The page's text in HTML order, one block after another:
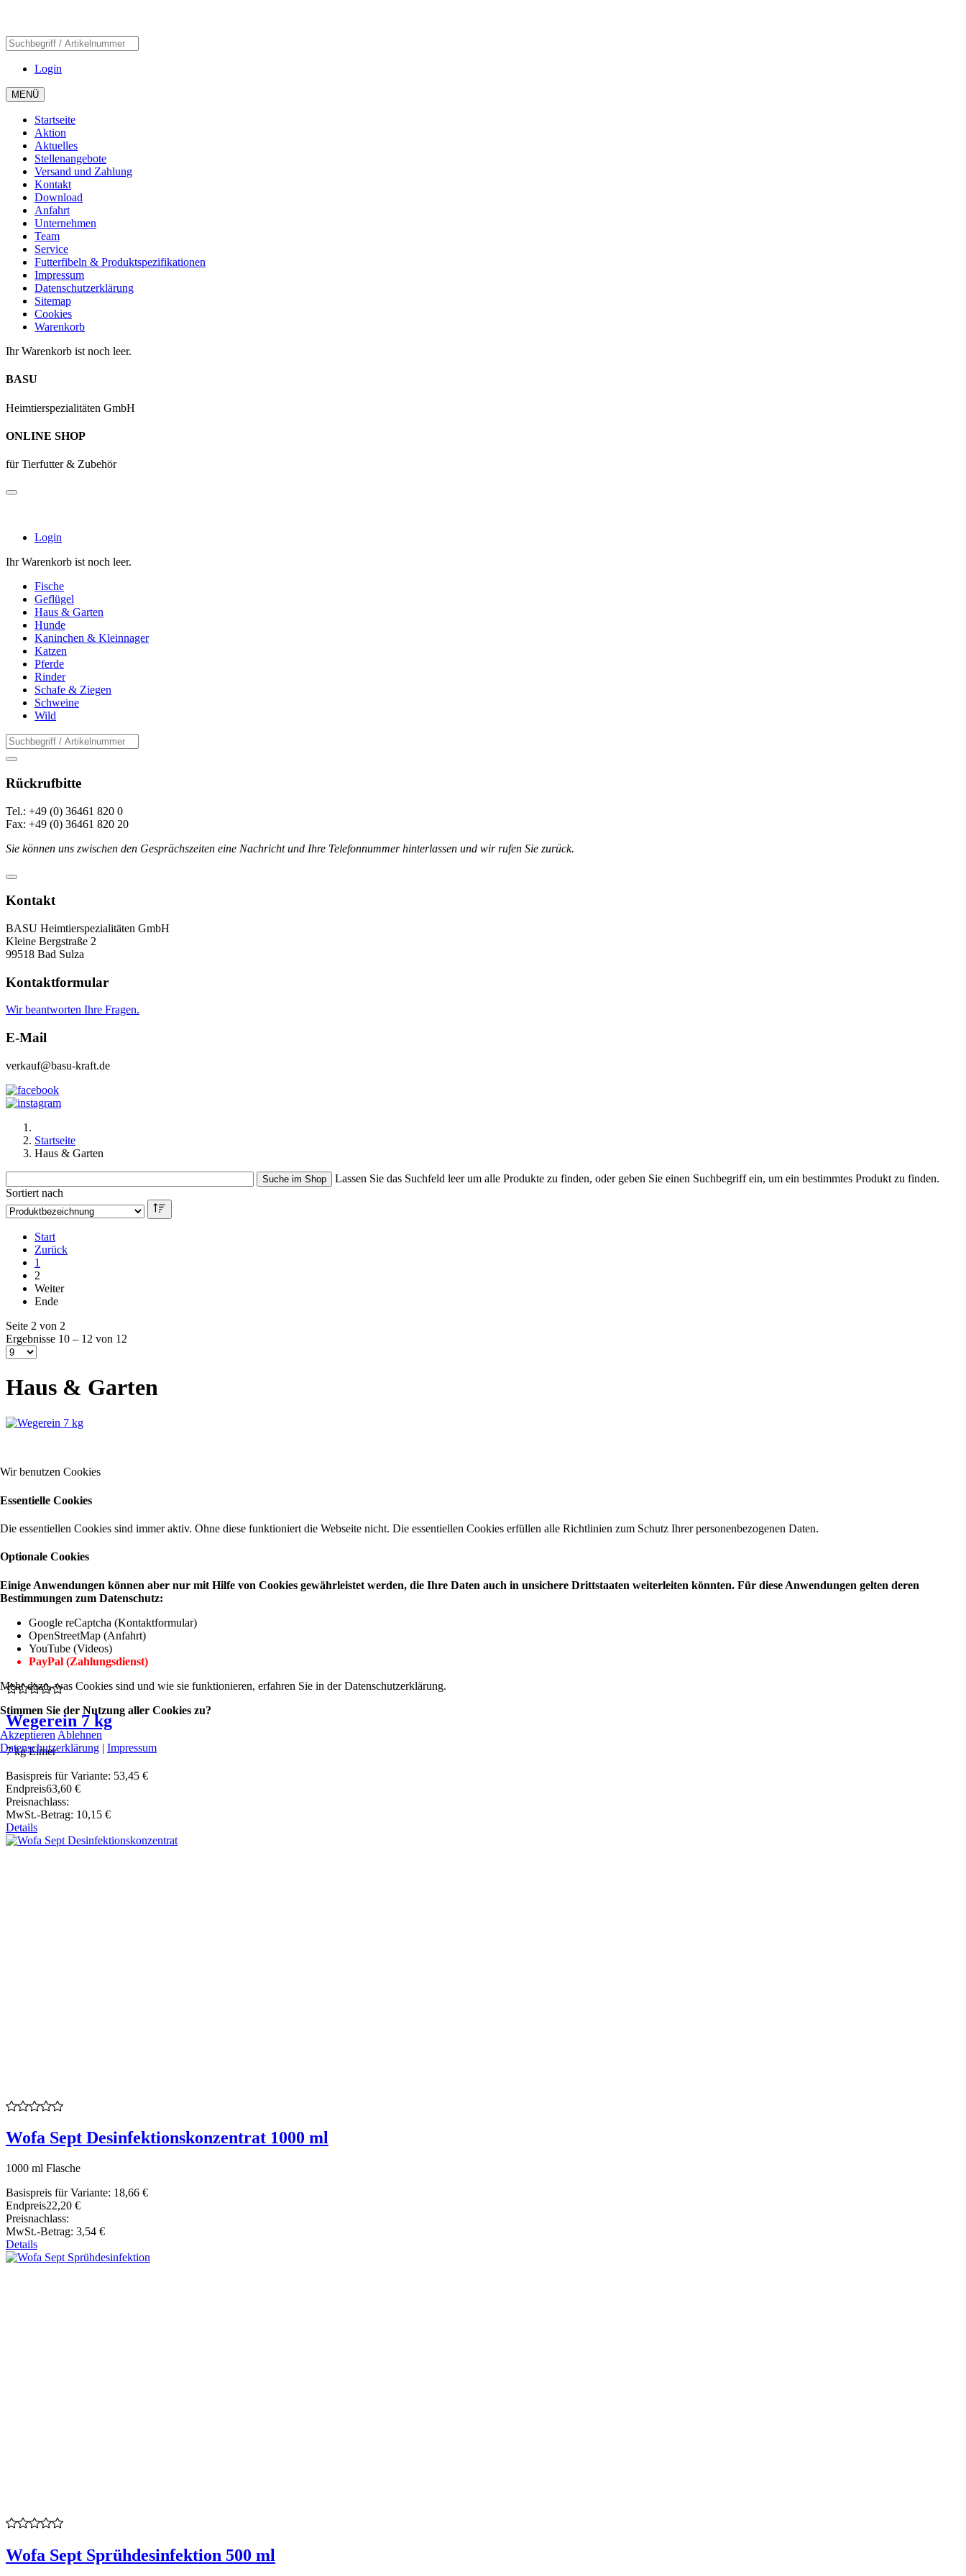
Login
MENÜ
Startseite
Aktion
Aktuelles
Stellenangebote
Versand und Zahlung
Kontakt
Download
Anfahrt
Unternehmen
Team
Service
Futterfibeln & Produktspezifikationen
Impressum
Datenschutzerklärung
Sitemap
Cookies
Warenkorb
Ihr Warenkorb ist noch leer.
BASU
Heimtierspezialitäten GmbH
ONLINE SHOP
für Tierfutter & Zubehör
Login
Ihr Warenkorb ist noch leer.
Fische
Geflügel
Haus & Garten
Hunde
Kaninchen & Kleinnager
Katzen
Pferde
Rinder
Schafe & Ziegen
Schweine
Wild
Rückrufbitte
Tel.: +49 (0) 36461 820 0
Fax: +49 (0) 36461 820 20
Sie können uns zwischen den Gesprächszeiten eine Nachricht und Ihre Telefonnummer hinterlassen und wir rufen Sie zurück.
Kontakt
BASU Heimtierspezialitäten GmbH
Kleine Bergstraße 2
99518 Bad Sulza
Kontaktformular
Wir beantworten Ihre Fragen.
E-Mail
verkauf@basu-kraft.de
Startseite
Haus & Garten
Lassen Sie das Suchfeld leer um alle Produkte zu finden, oder geben Sie einen Suchbegriff ein, um ein bestimmtes Produkt zu finden.
Sortiert nach
Start
Zurück
1
2
Weiter
Ende
Seite 2 von 2
Ergebnisse 10 – 12 von 12
Haus & Garten
Wegerein 7 kg
7 kg Eimer
Basispreis für Variante: 53,45 €
Endpreis63,60 €
Preisnachlass:
MwSt.-Betrag: 10,15 €
Details
Wofa Sept Desinfektionskonzentrat 1000 ml
1000 ml Flasche
Basispreis für Variante: 18,66 €
Endpreis22,20 €
Preisnachlass:
MwSt.-Betrag: 3,54 €
Details
Wofa Sept Sprühdesinfektion 500 ml
Wir benutzen Cookies
Essentielle Cookies
Die essentiellen Cookies sind immer aktiv. Ohne diese funktioniert die Webseite nicht. Die essentiellen Cookies erfüllen alle Richtlinien zum Schutz Ihrer personenbezogenen Daten.
Optionale Cookies
Einige Anwendungen können aber nur mit Hilfe von Cookies gewährleistet werden, die Ihre Daten auch in unsichere Drittstaaten weiterleiten könnten. Für diese Anwendungen gelten deren
Bestimmungen zum Datenschutz:
Google reCaptcha (Kontaktformular)
OpenStreetMap (Anfahrt)
YouTube (Videos)
PayPal (Zahlungsdienst)
Mehr dazu, was Cookies sind und wie sie funktionieren, erfahren Sie in der Datenschutzerklärung.
Stimmen Sie der Nutzung aller Cookies zu?
Akzeptieren Ablehnen
Datenschutzerklärung | Impressum